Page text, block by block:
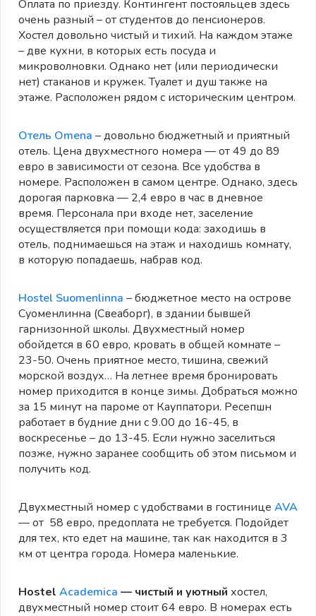
Оплата по приезду. Контингент постояльцев здесь
очень разный – от студентов до пенсионеров.
Хостел довольно чистый и тихий. На каждом этаже
– две кухни, в которых есть посуда и
микроволновки. Однако нет (или периодически
нет) стаканов и кружек. Туалет и душ также на
этаже. Расположен рядом с историческим центром.
Отель Omena – довольно бюджетный и приятный
отель. Цена двухместного номера — от 49 до 89
евро в зависимости от сезона. Все удобства в
номере. Расположен в самом центре. Однако, здесь
дорогая парковка — 2,4 евро в час в дневное
время. Персонала при входе нет, заселение
осуществляется при помощи кода: заходишь в
отель, поднимаешься на этаж и находишь комнату,
в которую попадаешь, набрав код.
Hostel Suomenlinna – бюджетное место на острове
Суоменлинна (Свеаборг), в здании бывшей
гарнизонной школы. Двухместный номер
обойдется в 60 евро, кровать в общей комнате –
23-50. Очень приятное место, тишина, свежий
морской воздух… На летнее время бронировать
номер приходится в конце зимы. Добраться можно
за 15 минут на пароме от Кауппатори. Ресепшн
работает в будние дни с 9.00 до 16-45, в
воскресенье – до 13-45. Если нужно заселиться
позже, нужно заранее сообщить об этом письмом и
получить код.
Двухместный номер с удобствами в гостинице AVA
— от 58 евро, предоплата не требуется. Подойдет
для тех, кто едет на машине, так как находится в 3
км от центра города. Номера маленькие.
Hostel Academica — чистый и уютный хостел,
двухместный номер стоит 64 евро. В номерах есть